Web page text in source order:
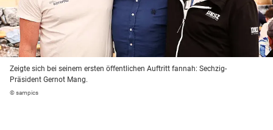
Zeigte sich bei seinem ersten öffentlichen Auftritt fannah: Sechzig-
Präsident Gernot Mang.
© sampics